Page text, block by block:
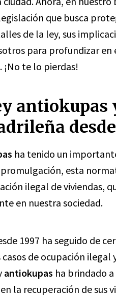
que busca
de la ley, sus
para profundizar
te lo pierdas!
antiokupas
desde
ha tenido un
promulgación, esta
ilegal de viviendas,
en nuestra sociedad.
1997 ha seguido de
de ocupación ilegal
antiokupas ha brindado
la recuperación de sus